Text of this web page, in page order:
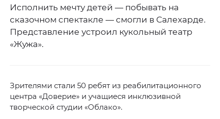
Исполнить мечту детей — побывать на
сказочном спектакле — смогли в Салехарде.
Представление устроил кукольный театр
«Жужа».
Зрителями стали 50 ребят из реабилитационного
центра «Доверие» и учащиеся инклюзивной
творческой студии «Облако».